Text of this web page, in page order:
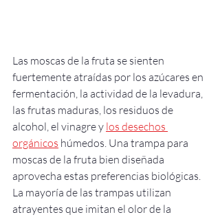
Las moscas de la fruta se sienten
fuertemente atraídas por los azúcares en
fermentación, la actividad de la levadura,
las frutas maduras, los residuos de
alcohol, el vinagre y los desechos
orgánicos húmedos. Una trampa para
moscas de la fruta bien diseñada
aprovecha estas preferencias biológicas.
La mayoría de las trampas utilizan
atrayentes que imitan el olor de la